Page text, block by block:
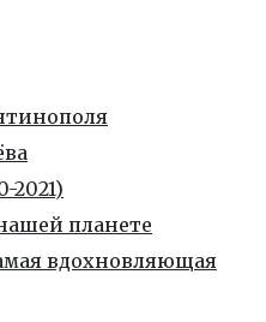
2021)
планете
вдохновляющая